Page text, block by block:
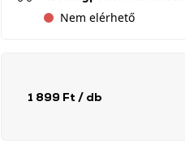
Nem elérhető
1 899 Ft / db